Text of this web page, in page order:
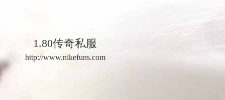
1.80传奇私服
http://www.nikefuns.com